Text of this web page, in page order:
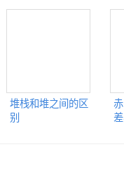
堆栈和堆之间的区
别